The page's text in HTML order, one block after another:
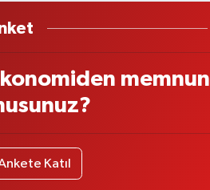
memnun
Katıl